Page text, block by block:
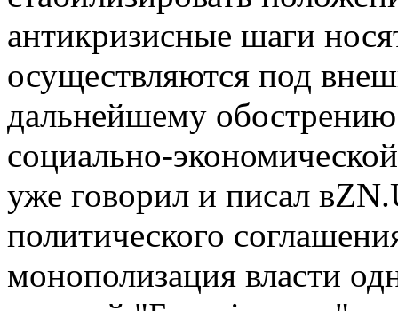
антикризисные шаги
осуществляются под
дальнейшему
социально-
уже говорил и писал
политического
монополизация власти